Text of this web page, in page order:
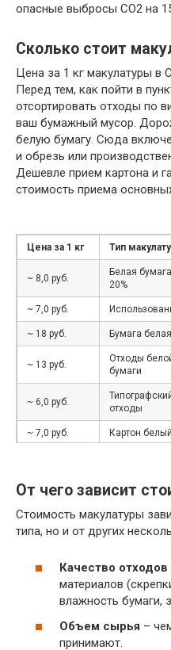
опасные выбросы CO2 на
Сколько стоит
Цена за 1 кг макулатуры в
Перед тем, как пойти в
отсортировать отходы по
ваш бумажный мусор.
белую бумагу. Сюда
и обрезь или
Дешевле прием картона и
стоимость приема
Цена за 1 кг Тип
~ 8,0 руб.
Белая
20%
~ 7,0 руб.
~ 18 руб. Бумага
~ 13 руб.
Отходы
бумаги
~ 6,0 руб.
отходы
~ 7,0 руб. Картон
~ 5,5 руб.
~ 3 руб. Бумажные
От чего зависит
Стоимость макулатуры
типа, но и от других
Качество отходов
материалов
влажность бумаги,
Объем сырья –
принимают.